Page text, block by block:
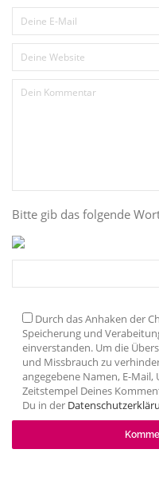
Bitte gib das folgende
Durch das Anhaken der
Speicherung und
einverstanden. Um die
und Missbrauch zu
angegebene Namen, E-Mail,
Zeitstempel Deines
Du in der